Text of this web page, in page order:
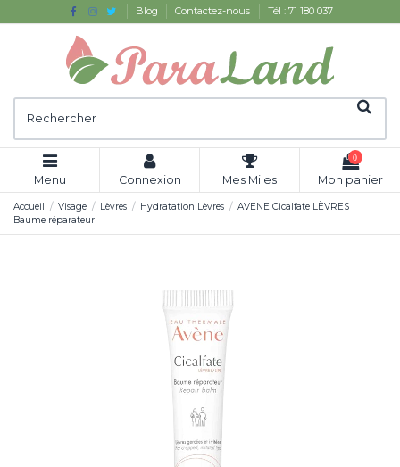
Blog Contactez-nous Tél : 71 180 037
Menu Connexion Mes Miles
0
Mon panier
Accueil Visage Lèvres Hydratation Lèvres
AVENE Cicalfate LÈVRES
Baume réparateur